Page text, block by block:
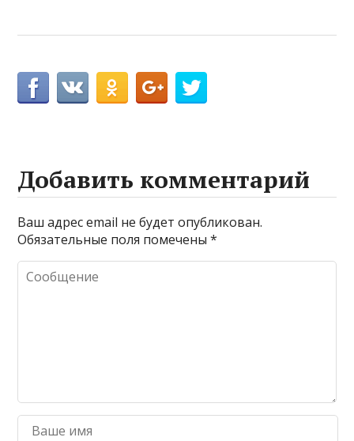
Добавить комментарий
Ваш адрес email не будет опубликован.
Обязательные поля помечены*